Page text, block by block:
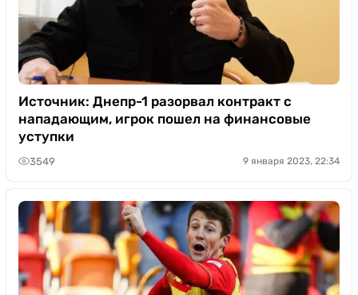
Источник: Днепр-1 разорвал контракт с
нападающим, игрок пошел на финансовые
уступки
3549 9 января 2023, 22:34